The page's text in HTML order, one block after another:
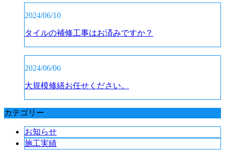
2024/06/10
タイルの補修工事はお済みですか？
2024/06/06
大規模修繕お任せください。
カテゴリー
お知らせ
施工実績